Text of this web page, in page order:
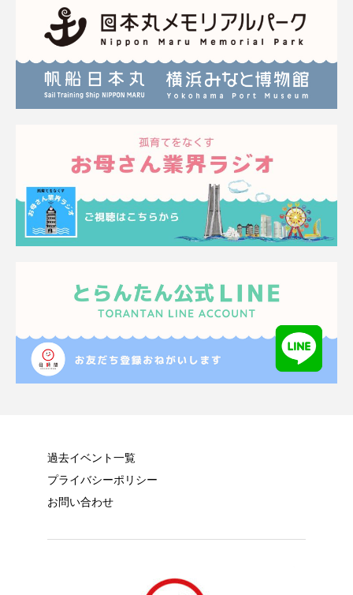
過去イベント一覧
プライバシーポリシー
お問い合わせ